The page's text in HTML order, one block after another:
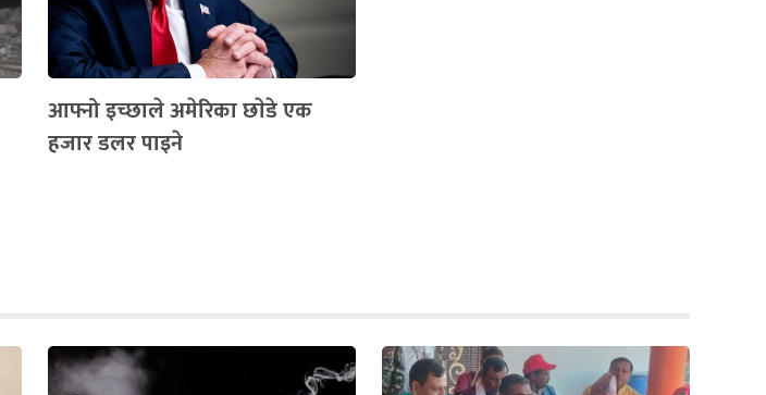
आफ्नो इच्छाले अमेरिका छाेडे एक
हजार डलर पाइने